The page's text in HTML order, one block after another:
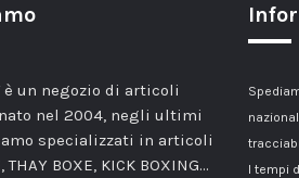
è un negozio di articoli
nel 2004, negli ultimi
specializzati in articoli
THAY BOXE, KICK BOXING…
I tempi